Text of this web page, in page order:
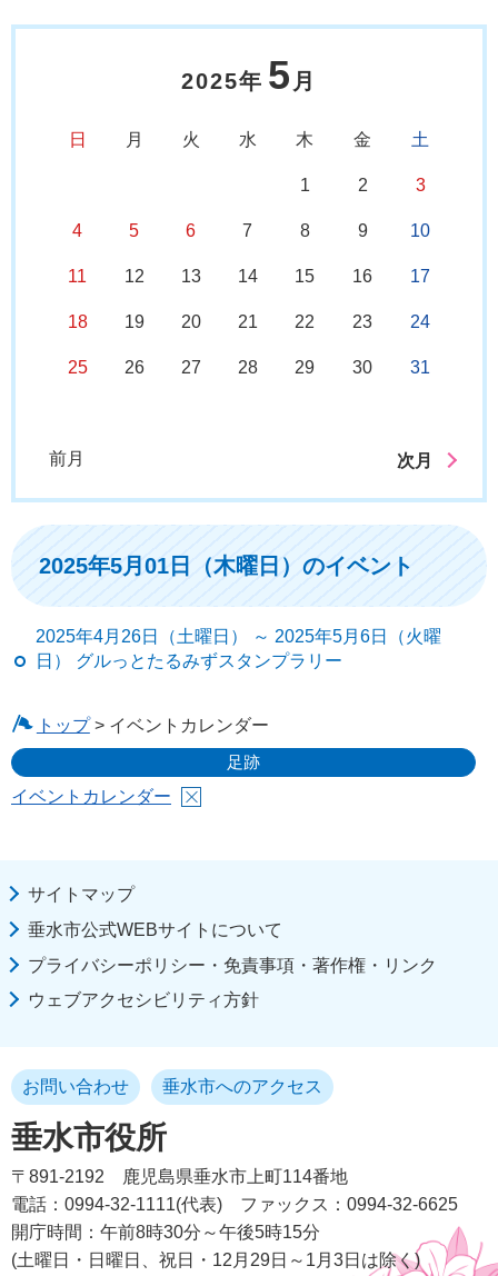
2025年 5 月
日 月 火 水 木 金 土
1 2 3
4 5 6 7 8 9 10
11 12 13 14 15 16 17
18 19 20 21 22 23 24
25 26 27 28 29 30 31
前月 次月
2025年5月01日（木曜日）のイベント
2025年4月26日（土曜日） ～ 2025年5月6日（火曜
日） グルっとたるみずスタンプラリー
トップ> イベントカレンダー
足跡
イベントカレンダー
サイトマップ
垂水市公式WEBサイトについて
プライバシーポリシー・免責事項・著作権・リンク
ウェブアクセシビリティ方針
垂水市役所
お問い合わせ 垂水市へのアクセス
〒891-2192
鹿児島県垂水市上町114番地
電話：0994-32-1111(代表)
ファックス：0994-32-6625
開庁時間：午前8時30分～午後5時15分
(土曜日・日曜日、祝日・12月29日～1月3日は除く)